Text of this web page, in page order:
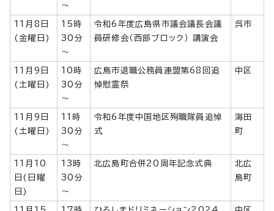
～
11月8日
(金曜日)
15時
30分
～
令和6年度広島県市議会議長会議
員研修会（西部ブロック） 講演会
呉市
11月9日
(土曜日)
10時
30分
～
広島市退職公務員連盟第68回追
悼慰霊祭
中区
11月9日
(土曜日)
11時
30分
～
令和6年度中国地区殉職隊員追悼
式
海田
町
11月10
日(日曜
日)
13時
30分
～
北広島町合併20周年記念式典
北広
島町